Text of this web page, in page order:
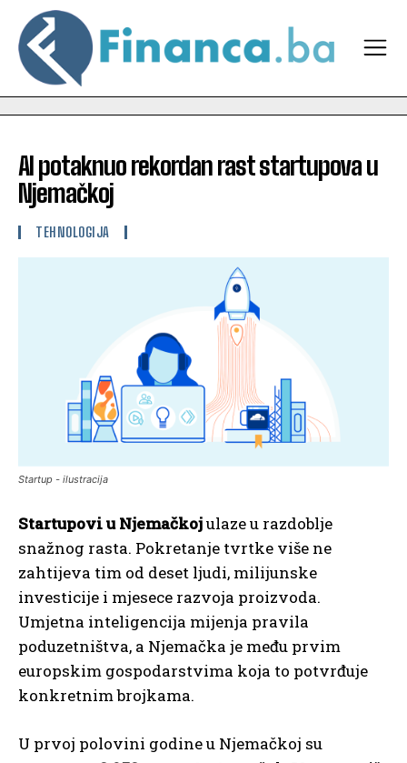
AI potaknuo rekordan rast startupova u
Njemačkoj
TEHNOLOGIJA
Startup - ilustracija
Startupovi u Njemačkojulaze u razdoblje
snažnog rasta. Pokretanje tvrtke više ne
zahtijeva tim od deset ljudi, milijunske
investicije i mjesece razvoja proizvoda.
Umjetna inteligencija mijenja pravila
poduzetništva, a Njemačka je među prvim
europskim gospodarstvima koja to potvrđuje
konkretnim brojkama.
U prvoj polovini godine u Njemačkoj su